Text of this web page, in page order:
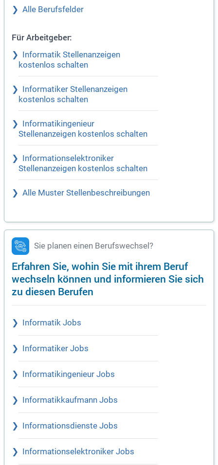
Alle Berufsfelder
Für Arbeitgeber:
Informatik Stellenanzeigen
kostenlos schalten
Informatiker Stellenanzeigen
kostenlos schalten
Informatikingenieur
Stellenanzeigen kostenlos schalten
Informationselektroniker
Stellenanzeigen kostenlos schalten
Alle Muster Stellenbeschreibungen
Sie planen einen Berufswechsel?
Erfahren Sie, wohin Sie mit ihrem Beruf
wechseln können und informieren Sie sich
zu diesen Berufen
Informatik Jobs
Informatiker Jobs
Informatikingenieur Jobs
Informatikkaufmann Jobs
Informationsdienste Jobs
Informationselektroniker Jobs